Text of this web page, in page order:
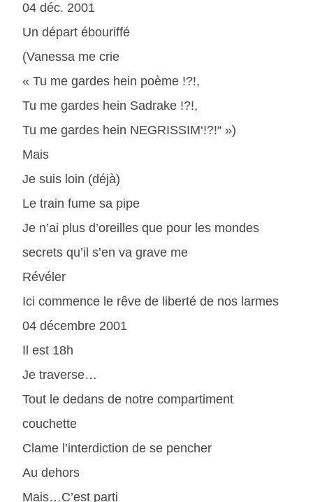
04 déc. 2001
Un départ ébouriffé
(Vanessa me crie
« Tu me gardes hein poème !?!,
Tu me gardes hein Sadrake !?!,
Tu me gardes hein NEGRISSIM‘!?!“ »)
Mais
Je suis loin (déjà)
Le train fume sa pipe
Je n’ai plus d’oreilles que pour les mondes
secrets qu’il s’en va grave me
Révéler
Ici commence le rêve de liberté de nos larmes
04 décembre 2001
Il est 18h
Je traverse…
Tout le dedans de notre compartiment
couchette
Clame l’interdiction de se pencher
Au dehors
Mais…C’est parti